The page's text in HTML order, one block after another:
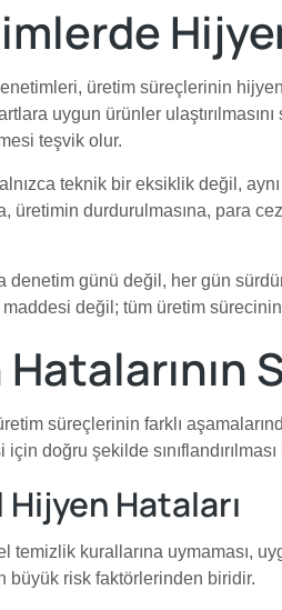
üretim süreçlerinin
uygun ürünler
teşvik olur.
teknik bir eksiklik değil,
üretimin durdurulmasına, para
denetim günü değil, her gün
değil; tüm üretim
süreçlerinin farklı
doğru şekilde
Hijyen Hataları
temizlik kurallarına uymaması,
büyük risk faktörlerinden biridir.